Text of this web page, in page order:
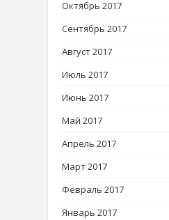
Октябрь 2017
Сентябрь 2017
Август 2017
Июль 2017
Июнь 2017
Май 2017
Апрель 2017
Март 2017
Февраль 2017
Январь 2017